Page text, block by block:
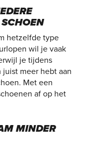
hetzelfde type
wil je vaak
je tijdens
meer hebt aan
Met een
af op het
MINDER